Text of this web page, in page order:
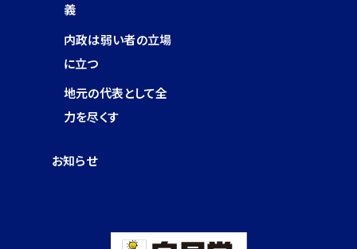
義
内政は弱い者の立場
に立つ
地元の代表として全
力を尽くす
お知らせ